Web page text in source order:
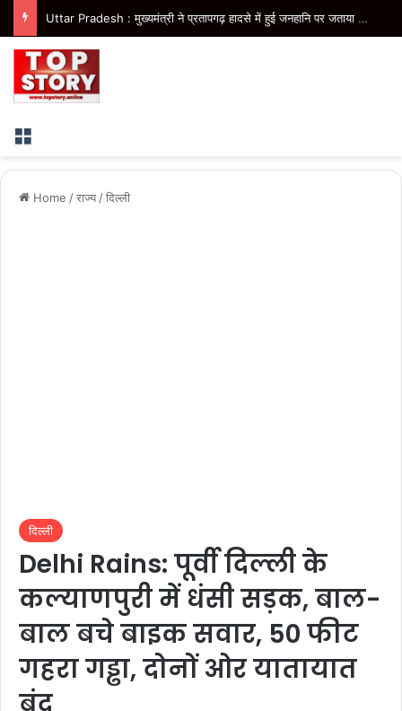
Uttar Pradesh : ‘तिरंगा संगीत समारोह’ में राष्ट्र नायकों को मिलेगा सम्मान, राष्ट्रभक्ति के गीतों पर झूमेगा प्रदेश
Menu
Home /राज्य /दिल्ली
दिल्ली
Delhi Rains: पूर्वी दिल्ली के
कल्याणपुरी में धंसी सड़क, बाल-
बाल बचे बाइक सवार, 50 फीट
गहरा गड्ढा, दोनों ओर यातायात